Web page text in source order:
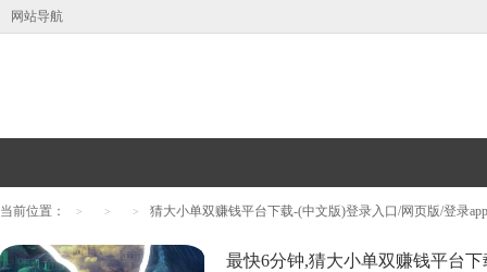
网站导航
当前位置： > > > 猜大小单双赚钱平台下载-(中文版)登录入口/网页版/登录app